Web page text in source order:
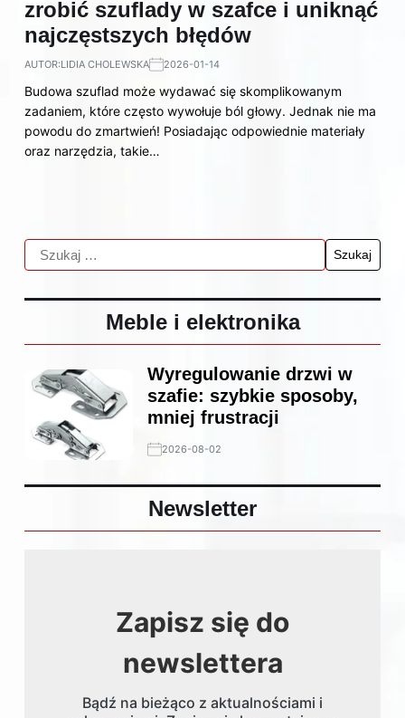
zrobić szuflady w szafce i uniknąć
najczęstszych błędów
AUTOR:LIDIA CHOLEWSKA 2026-01-14
Budowa szuflad może wydawać się skomplikowanym
zadaniem, które często wywołuje ból głowy. Jednak nie ma
powodu do zmartwień! Posiadając odpowiednie materiały
oraz narzędzia, takie…
Meble i elektronika
Wyregulowanie drzwi w
szafie: szybkie sposoby,
mniej frustracji
2026-08-02
Newsletter
Zapisz się do
newslettera
Bądź na bieżąco z aktualnościami i